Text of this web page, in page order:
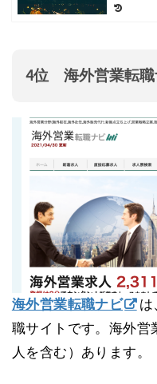
4位 海外営業転職
海外営業転職ナビ
は
職サイトです。海外営
人を含む）あります。